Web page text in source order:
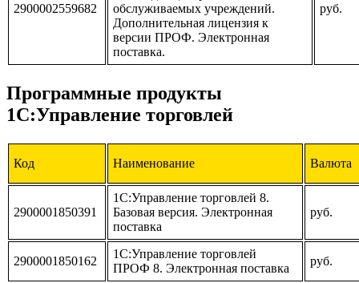
2900002559682
обслуживаемых учреждений.
Дополнительная лицензия к
версии ПРОФ. Электронная
поставка.
руб.
Программные продукты
1С:Управление торговлей
Код Наименование Валюта
2900001850391
1С:Управление торговлей 8.
Базовая версия. Электронная
поставка
руб.
2900001850162
1С:Управление торговлей
ПРОФ 8. Электронная поставка
руб.